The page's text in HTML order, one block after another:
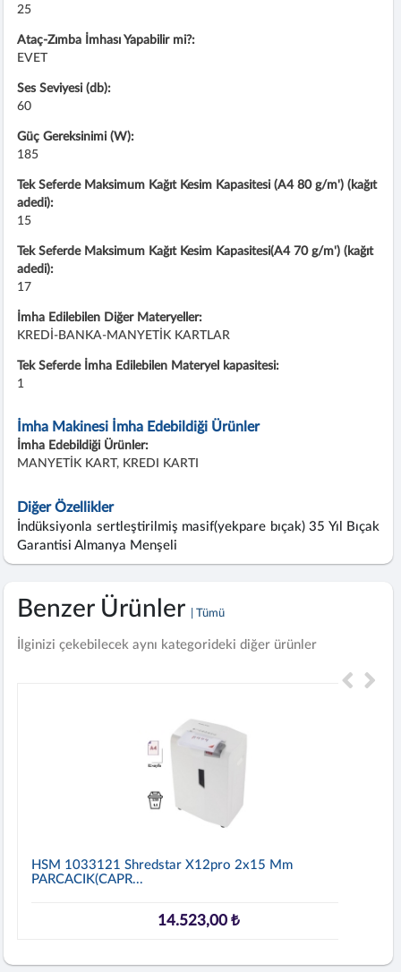
25
Ataç-Zımba İmhası Yapabilir mi?:
EVET
Ses Seviyesi (db):
60
Güç Gereksinimi (W):
185
Tek Seferde Maksimum Kağıt Kesim Kapasitesi (A4 80 g/m') (kağıt
adedi):
15
Tek Seferde Maksimum Kağıt Kesim Kapasitesi(A4 70 g/m') (kağıt
adedi):
17
İmha Edilebilen Diğer Materyeller:
KREDİ-BANKA-MANYETİK KARTLAR
Tek Seferde İmha Edilebilen Materyel kapasitesi:
1
İmha Makinesi İmha Edebildiği Ürünler
İmha Edebildiği Ürünler:
MANYETİK KART, KREDI KARTI
Diğer Özellikler
İndüksiyonla sertleştirilmiş masif(yekpare bıçak) 35 Yıl Bıçak
Garantisi Almanya Menşeli
Benzer Ürünler | Tümü
İlginizi çekebilecek aynı kategorideki diğer ürünler
HSM 1033121 Shredstar X12pro 2x15 Mm
PARCACIK(CAPR...
14.523,00 ₺